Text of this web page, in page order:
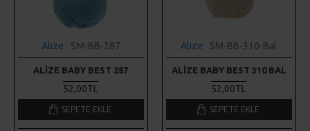
Alize SM-BB-287
ALIZE BABY BEST 287
52,00TL
SEPETE EKLE
Alize SM-BB-310-Bal
ALIZE BABY BEST 310 BAL
52,00TL
SEPETE EKLE